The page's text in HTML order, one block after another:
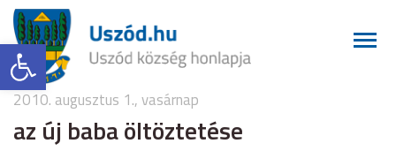
Eszköztár megnyitása
2010. augusztus 1., vasárnap
az új baba öltöztetése